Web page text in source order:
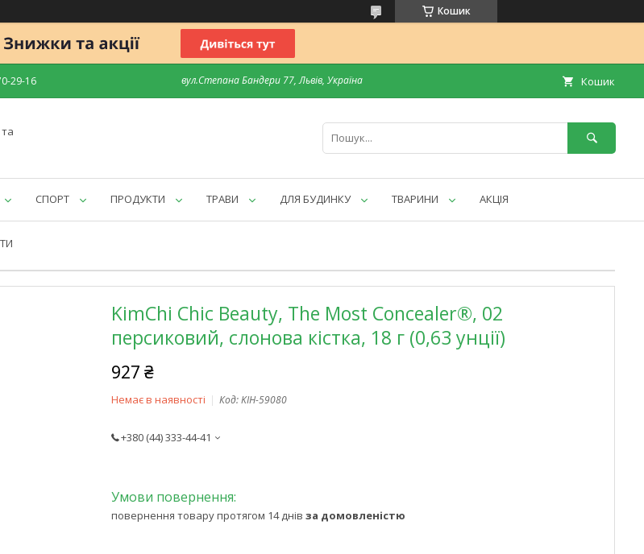
Кошик
29-16 вул.Степана Бандери 77, Львів, Україна Кошик
СПОРТ ПРОДУКТИ ТРАВИ ДЛЯ БУДИНКУ ТВАРИНИ АКЦІЯ
KimChi Chic Beauty, The Most Concealer®, 02
персиковий, слонова кістка, 18 г (0,63 унції)
927 ₴
Немає в наявності Код:KIH-59080
+380 (44) 333-44-41
повернення товару протягом 14 днів за домовленістю